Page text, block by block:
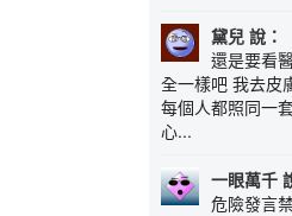
黛兒 說：
還是要看
全一樣吧 我去皮
每個人都照同一
心...
一眼萬千
危險發言